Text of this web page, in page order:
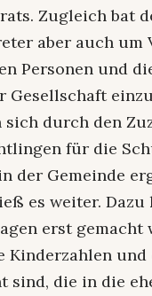
Zugleich bat
aber auch um
Personen und
Gesellschaft
durch den
für die
der Gemeinde
es weiter. Dazu
erst gemacht
Kinderzahlen
sind, die in die